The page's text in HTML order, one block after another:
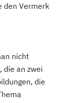
den Vermerk
nicht
die an zwei
die